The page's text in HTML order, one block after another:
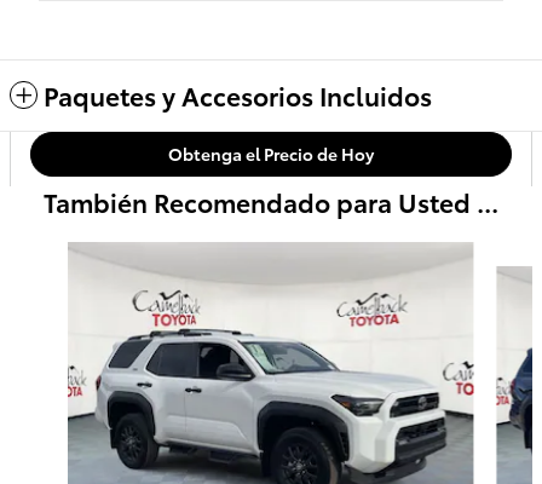
Paquetes y Accesorios Incluidos
Obtenga el Precio de Hoy
También Recomendado para Usted ...
Slide 1 of 6